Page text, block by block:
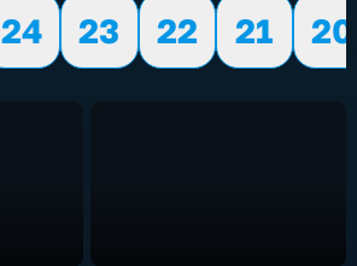
24 23 22 21
20